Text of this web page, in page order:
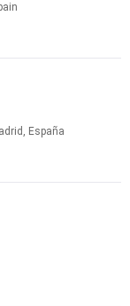
España